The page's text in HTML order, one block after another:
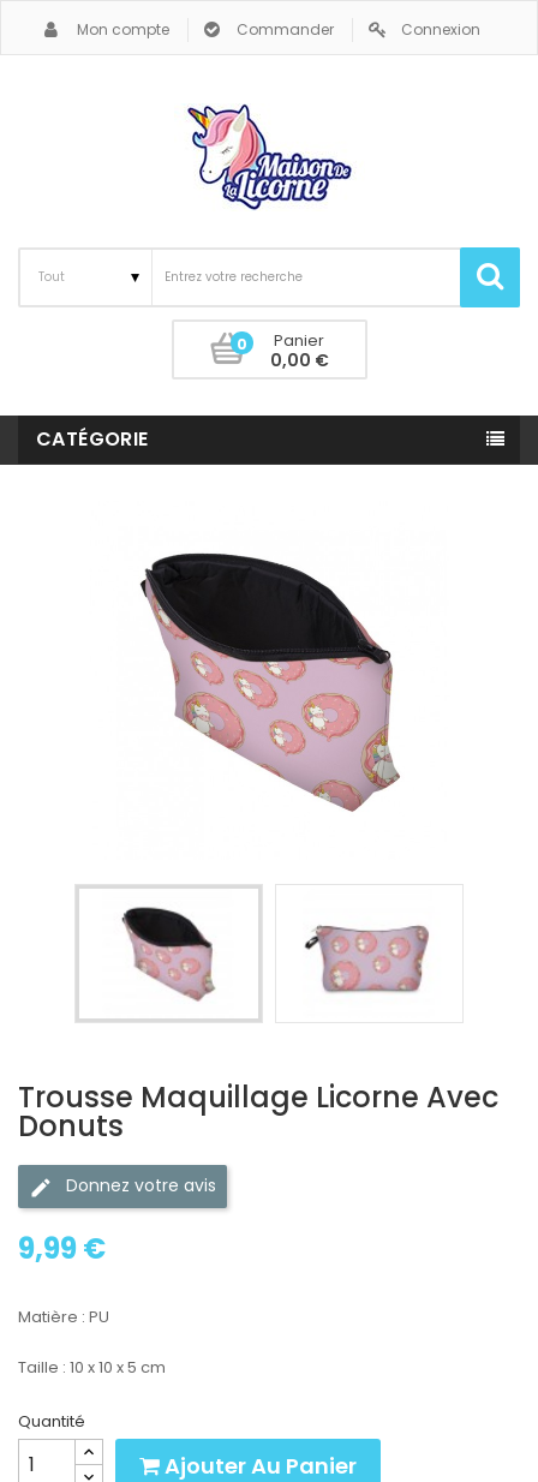
Mon compte Commander Connexion
Panier
0
0,00 €
CATÉGORIE
Trousse Maquillage Licorne Avec
Donuts
Donnez votre avis
9,99 €
Matière : PU
Taille : 10 x 10 x 5 cm
Quantité
Ajouter Au Panier